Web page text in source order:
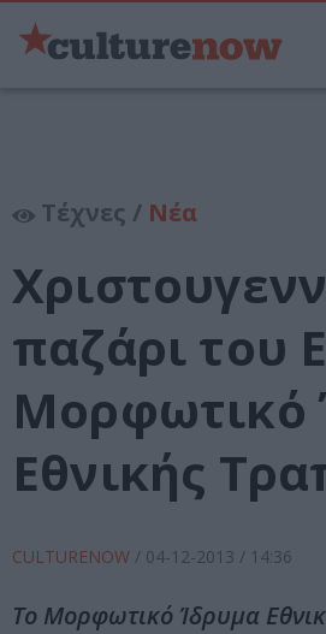
Τέχνες / Νέα
παζάρι του
Μορφωτικό
Εθνικής
CULTURENOW / 04-12-2013 / 14:36
Το Μορφωτικό Ίδρυμα